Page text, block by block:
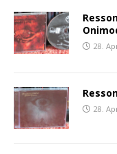
28.
28.